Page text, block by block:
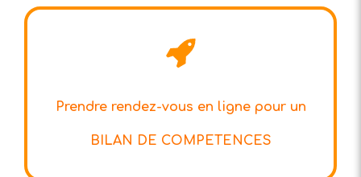
Prendre rendez-vous en ligne pour un
BILAN DE COMPETENCES